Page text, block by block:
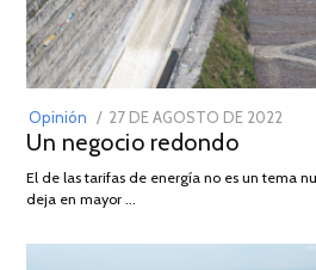
Opinión
POSTED
ON
27 DE AGOSTO DE 2022
DE
Un negocio redondo
El de las tarifas de energía no es un tema
deja en mayor …